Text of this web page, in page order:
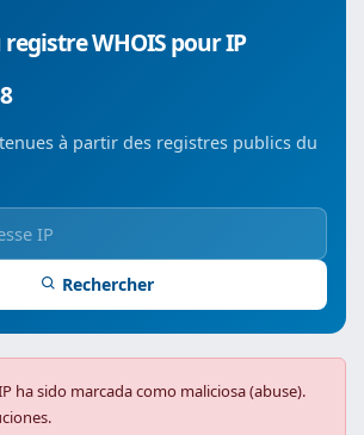
WHOIS pour IP
à partir des registres publics du
Rechercher
ha sido marcada como maliciosa (abuse).